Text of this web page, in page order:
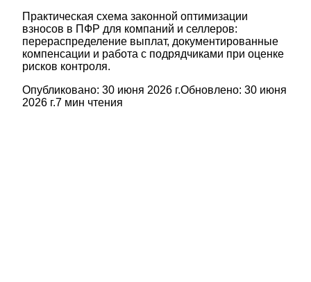
Практическая схема законной оптимизации
взносов в ПФР для компаний и селлеров:
перераспределение выплат, документированные
компенсации и работа с подрядчиками при оценке
рисков контроля.
Опубликовано: 30 июня 2026 г.Обновлено: 30 июня
2026 г.7 мин чтения